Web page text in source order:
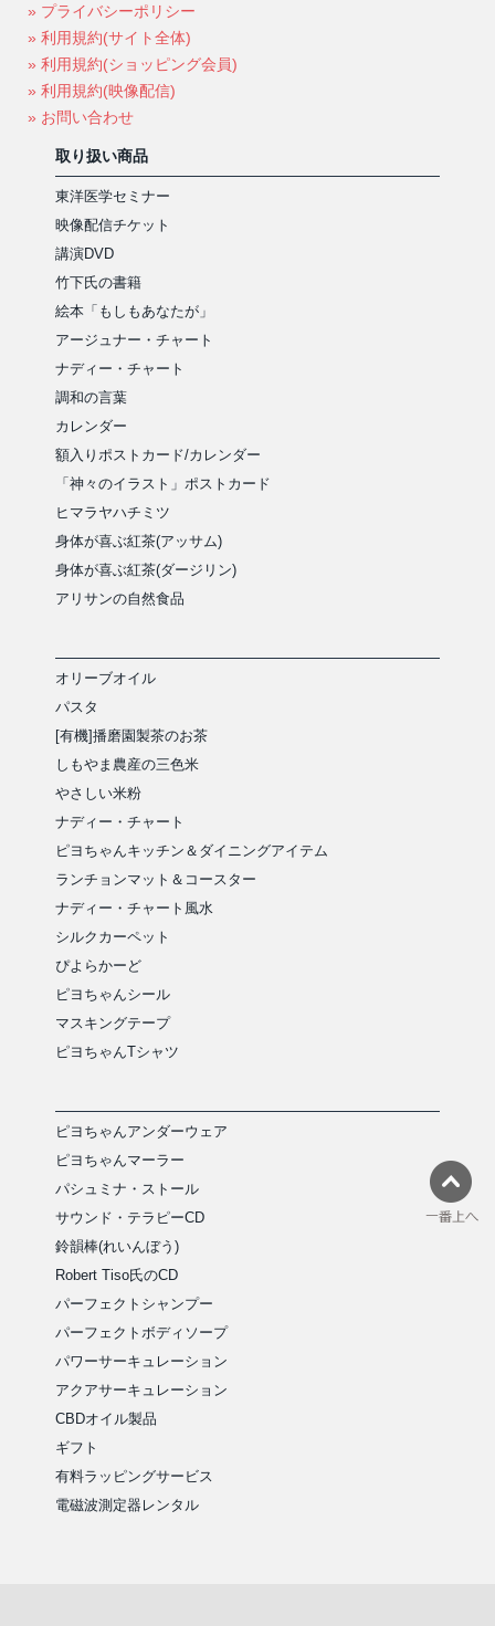
» プライバシーポリシー
» 利用規約(サイト全体)
» 利用規約(ショッピング会員)
» 利用規約(映像配信)
» お問い合わせ
取り扱い商品
東洋医学セミナー
映像配信チケット
講演DVD
竹下氏の書籍
絵本「もしもあなたが」
アージュナー・チャート
ナディー・チャート
調和の言葉
カレンダー
額入りポストカード/カレンダー
「神々のイラスト」ポストカード
ヒマラヤハチミツ
身体が喜ぶ紅茶(アッサム)
身体が喜ぶ紅茶(ダージリン)
アリサンの自然食品
オリーブオイル
パスタ
[有機]播磨園製茶のお茶
しもやま農産の三色米
やさしい米粉
ナディー・チャート
ピヨちゃんキッチン＆ダイニングアイテム
ランチョンマット＆コースター
ナディー・チャート風水
シルクカーペット
ぴよらかーど
ピヨちゃんシール
マスキングテープ
ピヨちゃんTシャツ
ピヨちゃんアンダーウェア
ピヨちゃんマーラー
パシュミナ・ストール
サウンド・テラピーCD
鈴韻棒(れいんぼう)
Robert Tiso氏のCD
パーフェクトシャンプー
パーフェクトボディソープ
パワーサーキュレーション
アクアサーキュレーション
CBDオイル製品
ギフト
有料ラッピングサービス
電磁波測定器レンタル